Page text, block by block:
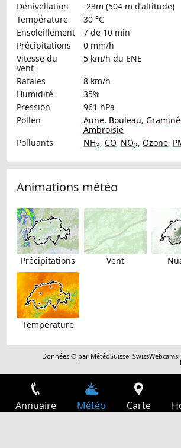
Dénivellation
-23m (504 m d'altitude)
Température
30 °C
Ensoleillement
7 de 10 min
Précipitations
0 mm/h
Vitesse du
vent
5 km/h du ENE
Rafales
8 km/h
Humidité
35%
Pression
961 hPa
Pollen
Aune, Bouleau,
Ambroisie
Polluants
NH3, CO, NO2, Ozone,
Animations météo
Précipitations Vent
Température
Données © par MétéoSuisse,SwissWebcams
Annuaire Météo Carte